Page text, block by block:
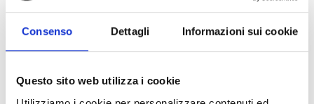
Consenso Dettagli Informazioni sui cookie
Questo sito web utilizza i cookie
dell’economia e della trasformazione digitale del
Paese.
diventa hub digitale del Mediterraneo, parte